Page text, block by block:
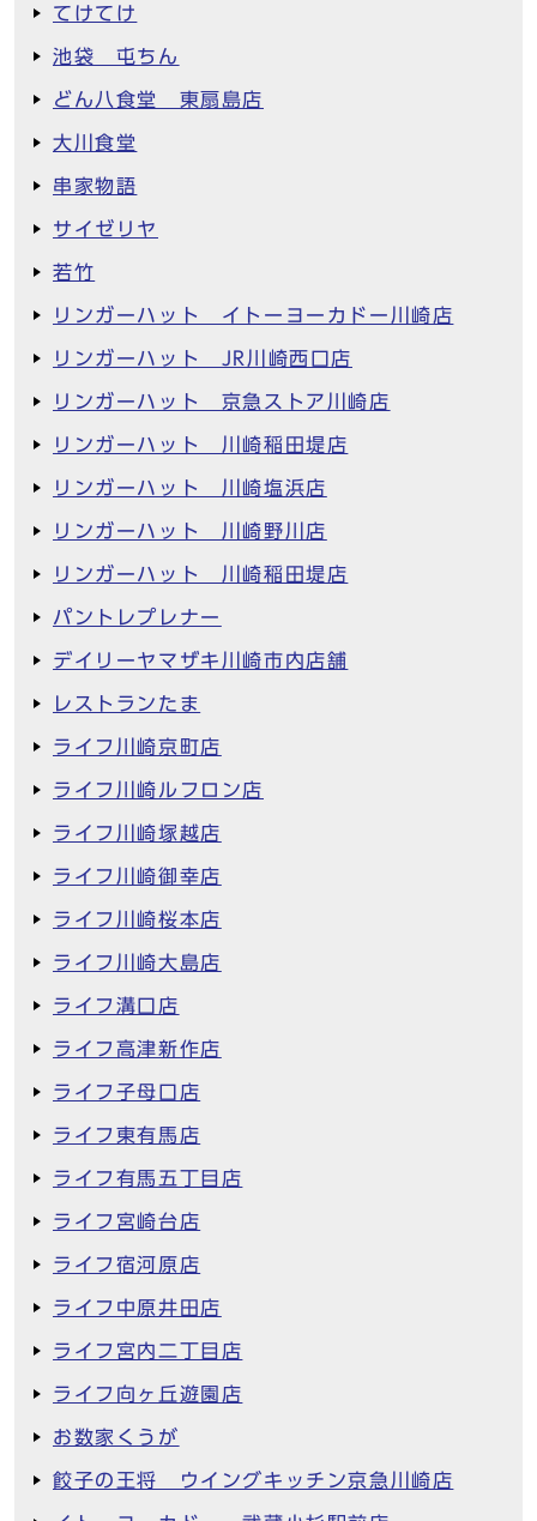
てけてけ
池袋 屯ちん
どん八食堂 東扇島店
大川食堂
串家物語
サイゼリヤ
若竹
リンガーハット イトーヨーカドー川崎店
リンガーハット JR川崎西口店
リンガーハット 京急ストア川崎店
リンガーハット 川崎稲田堤店
リンガーハット 川崎塩浜店
リンガーハット 川崎野川店
リンガーハット 川崎稲田堤店
パントレプレナー
デイリーヤマザキ川崎市内店舗
レストランたま
ライフ川崎京町店
ライフ川崎ルフロン店
ライフ川崎塚越店
ライフ川崎御幸店
ライフ川崎桜本店
ライフ川崎大島店
ライフ溝口店
ライフ高津新作店
ライフ子母口店
ライフ東有馬店
ライフ有馬五丁目店
ライフ宮崎台店
ライフ宿河原店
ライフ中原井田店
ライフ宮内二丁目店
ライフ向ヶ丘遊園店
お数家くうが
餃子の王将 ウイングキッチン京急川崎店